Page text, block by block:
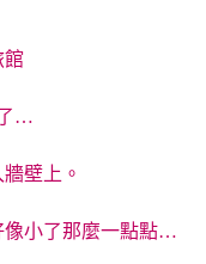
…
壁上。
像小了那麼一點點…